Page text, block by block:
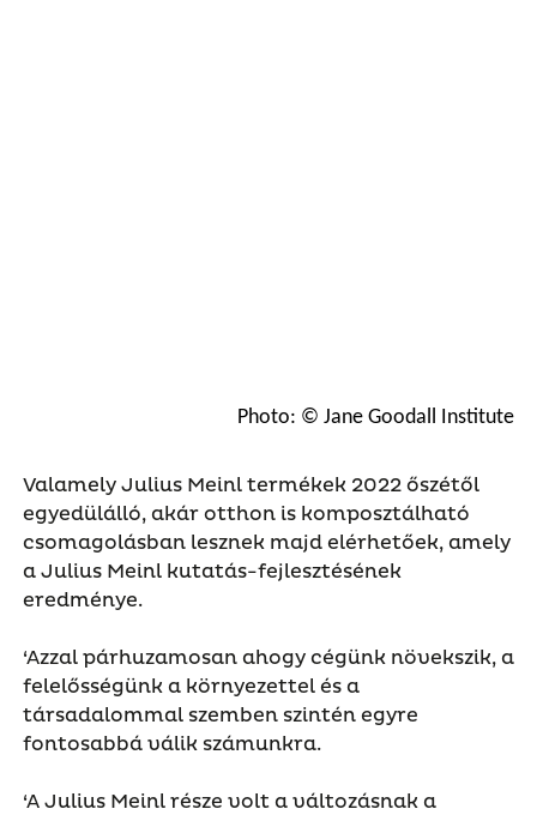
Photo: © Jane Goodall Institute
Valamely Julius Meinl termékek 2022 őszétől
egyedülálló, akár otthon is komposztálható
csomagolásban lesznek majd elérhetőek, amely
a Julius Meinl kutatás-fejlesztésének
eredménye.
‘Azzal párhuzamosan ahogy cégünk növekszik, a
felelősségünk a környezettel és a
társadalommal szemben szintén egyre
fontosabbá válik számunkra.
‘A Julius Meinl része volt a változásnak a